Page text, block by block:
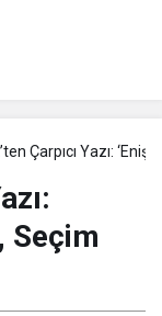
Çarpıcı Yazı:
Seçim